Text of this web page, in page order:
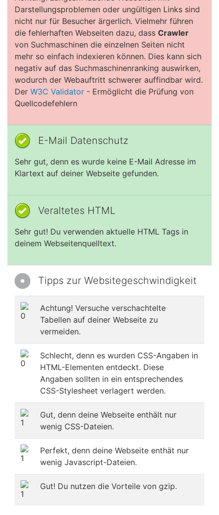
Darstellungsproblemen oder ungültigen Links sind
nicht nur für Besucher ärgerlich. Vielmehr führen
die fehlerhaften Webseiten dazu, dass Crawler
von Suchmaschinen die einzelnen Seiten nicht
mehr so einfach indexieren können. Dies kann sich
negativ auf das Suchmaschinenranking auswirken,
wodurch der Webauftritt schwerer auffindbar wird.
Der W3C Validator - Ermöglicht die Prüfung von
Quellcodefehlern
E-Mail Datenschutz
Sehr gut, denn es wurde keine E-Mail Adresse im
Klartext auf deiner Webseite gefunden.
Veraltetes HTML
Sehr gut! Du verwenden aktuelle HTML Tags in
deinem Webseitenquelltext.
Tipps zur Websitegeschwindigkeit
Achtung! Versuche verschachtelte
Tabellen auf deiner Webseite zu
vermeiden.
Schlecht, denn es wurden CSS-Angaben in
HTML-Elementen entdeckt. Diese
Angaben sollten in ein entsprechendes
CSS-Stylesheet verlagert werden.
Gut, denn deine Webseite enthält nur
wenig CSS-Dateien.
Perfekt, denn deine Webseite enthät nur
wenig Javascript-Dateien.
Gut! Du nutzen die Vorteile von gzip.